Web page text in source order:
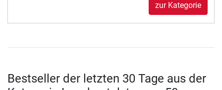
zur Kategorie
Bestseller der letzten 30 Tage aus der